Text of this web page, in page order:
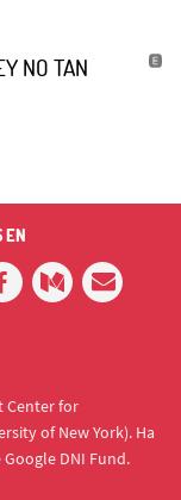
NO TAN
EN
Center for
of New York). Ha
DNI Fund.